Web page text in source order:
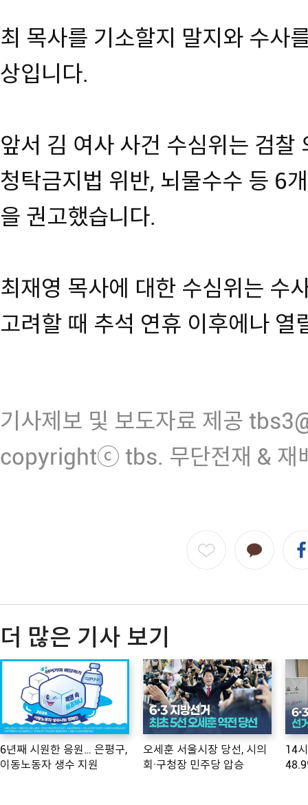
최 목사를 기소할지 말지와 수사
상입니다.
앞서 김 여사 사건 수심위는 검찰
청탁금지법 위반, 뇌물수수 등 6
을 권고했습니다.
최재영 목사에 대한 수심위는 수
고려할 때 추석 연휴 이후에나 열
기사제보 및 보도자료 제공
copyrightⓒ tbs. 무단전재 & 재
더 많은 기사 보기
6년째 시원한 응원… 은평구,
이동노동자 생수 지원
오세훈 서울시장 당선, 시의
회·구청장 민주당 압승
14